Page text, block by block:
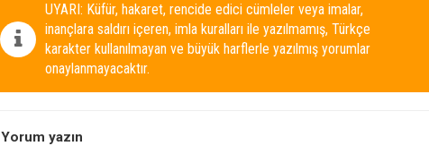
UYARI: Küfür, hakaret, rencide edici cümleler veya imalar,
inançlara saldırı içeren, imla kuralları ile yazılmamış, Türkçe
karakter kullanılmayan ve büyük harflerle yazılmış yorumlar
onaylanmayacaktır.
Yorum yazın